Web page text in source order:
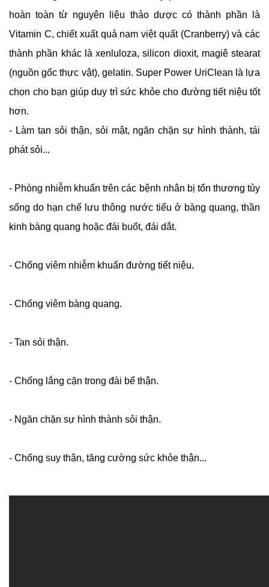
hoàn toàn từ nguyên liệu thảo dược có thành phần là
Vitamin C, chiết xuất quả nam việt quất (Cranberry) và các
thành phần khác là xenluloza, silicon dioxit, magiê stearat
(nguồn gốc thực vật), gelatin. Super Power UriClean là lựa
chọn cho bạn giúp duy trì sức khỏe cho đường tiết niệu tốt
hơn.
- Làm tan sỏi thận, sỏi mật, ngăn chặn sự hình thành, tái
phát sỏi...
- Phòng nhiễm khuẩn trên các bệnh nhân bị tổn thương tủy
sống do hạn chế lưu thông nước tiểu ở bàng quang, thần
kinh bàng quang hoặc đái buốt, đái dắt.
- Chống viêm nhiễm khuẩn đường tiết niệu.
- Chống viêm bàng quang.
- Tan sỏi thận.
- Chống lắng cặn trong đài bể thận.
- Ngăn chặn sự hình thành sỏi thận.
- Chống suy thận, tăng cường sức khỏe thận...